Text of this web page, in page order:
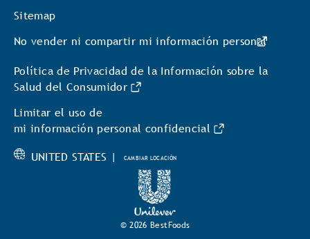
Sitemap
No vender ni compartir mi información personal
Política de Privacidad de la Información sobre la
Salud del Consumidor
Limitar el uso de
mi información personal confidencial
UNITED STATES | CAMBIAR LOCACIÓN
© 2026 BestFoods